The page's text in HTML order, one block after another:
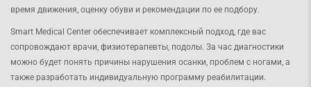
время движения, оценку обуви и рекомендации по ее подбору.
Smart Medical Center обеспечивает комплексный подход, где вас
сопровождают врачи, физиотерапевты, подолы. За час диагностики
можно будет понять причины нарушения осанки, проблем с ногами, а
также разработать индивидуальную программу реабилитации.